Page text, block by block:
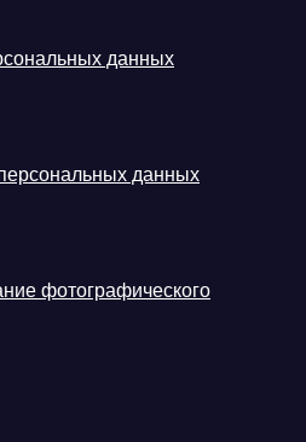
данных
данных
фотографического